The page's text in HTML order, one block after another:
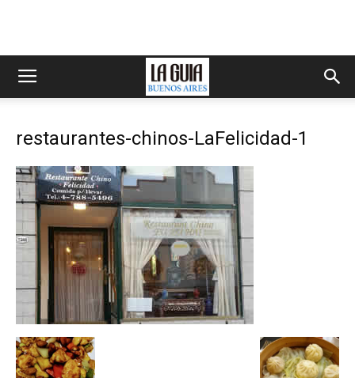
restaurantes-chinos-LaFelicidad-1